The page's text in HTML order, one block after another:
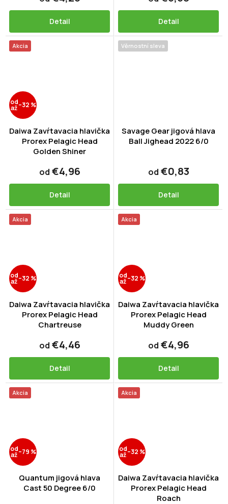
Detail Detail
Akcia
od
až–32 %
Daiwa Zavŕtavacia hlavička
Prorex Pelagic Head
Golden Shiner
od €4,96
Detail
Věrnostní sleva
Savage Gear jigová hlava
Ball Jighead 2022 6/0
od €0,83
Detail
Akcia
od
až–32 %
Daiwa Zavŕtavacia hlavička
Prorex Pelagic Head
Chartreuse
od €4,46
Detail
Akcia
od
až–32 %
Daiwa Zavŕtavacia hlavička
Prorex Pelagic Head
Muddy Green
od €4,96
Detail
Akcia
od
až–79 %
Quantum jigová hlava
Cast 50 Degree 6/0
Akcia
od
až–32 %
Daiwa Zavŕtavacia hlavička
Prorex Pelagic Head
Roach